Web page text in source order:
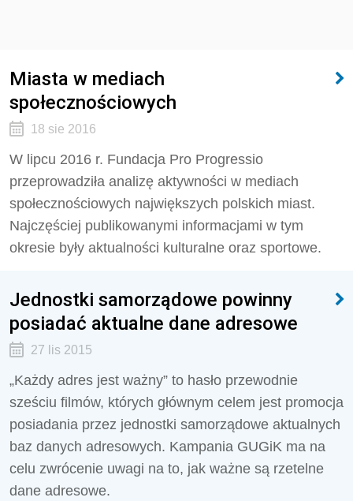
Miasta w mediach
społecznościowych
18 sie 2016
W lipcu 2016 r. Fundacja Pro Progressio
przeprowadziła analizę aktywności w mediach
społecznościowych największych polskich miast.
Najczęściej publikowanymi informacjami w tym
okresie były aktualności kulturalne oraz sportowe.
Jednostki samorządowe powinny
posiadać aktualne dane adresowe
27 lis 2015
„Każdy adres jest ważny” to hasło przewodnie
sześciu filmów, których głównym celem jest promocja
posiadania przez jednostki samorządowe aktualnych
baz danych adresowych. Kampania GUGiK ma na
celu zwrócenie uwagi na to, jak ważne są rzetelne
dane adresowe.